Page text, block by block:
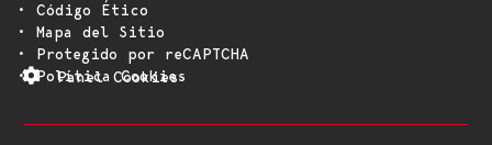
• Código Ético
• Mapa del Sitio
• Protegido por reCAPTCHA
• Política Cookies
Panel Cookies